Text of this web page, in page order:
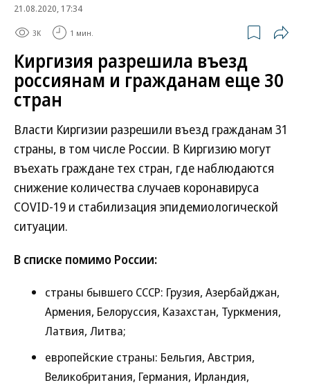
21.08.2020, 17:34
3K 1 мин.
Киргизия разрешила въезд
россиянам и гражданам еще 30
стран
Власти Киргизии разрешили въезд гражданам 31
страны, в том числе России. В Киргизию могут
въехать граждане тех стран, где наблюдаются
снижение количества случаев коронавируса
COVID-19 и стабилизация эпидемиологической
ситуации.
В списке помимо России:
страны бывшего СССР: Грузия, Азербайджан,
Армения, Белоруссия, Казахстан, Туркмения,
Латвия, Литва;
европейские страны: Бельгия, Австрия,
Великобритания, Германия, Ирландия,